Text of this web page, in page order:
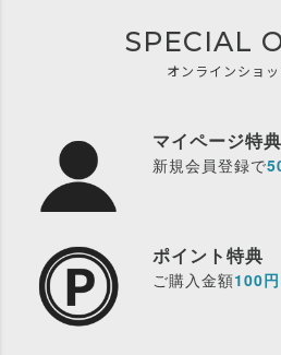
SPECIAL
オンラインショ
マイページ特典
新規会員登録で
ポイント特典
ご購入金額100